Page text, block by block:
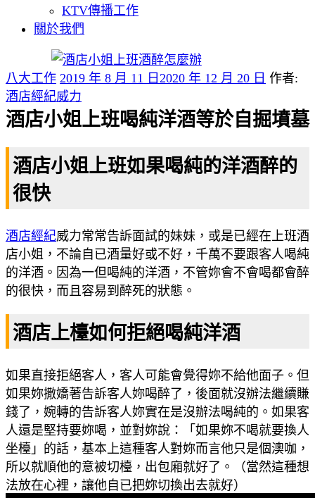
KTV傳播工作
關於我們
八大工作 2019 年 8 月 11 日 2020 年 12 月 20 日 作者:
酒店經紀威力
酒店小姐上班喝純洋酒等於自掘墳墓
酒店小姐上班如果喝純的洋酒醉的
很快
酒店經紀威力常常告訴面試的妹妹，或是已經在上班酒
店小姐，不論自已酒量好或不好，千萬不要跟客人喝純
的洋酒。因為一但喝純的洋酒，不管妳會不會喝都會醉
的很快，而且容易到醉死的狀態。
酒店上檯如何拒絕喝純洋酒
如果直接拒絕客人，客人可能會覺得妳不給他面子。但
如果妳撒嬌著告訴客人妳喝醉了，後面就沒辦法繼續賺
錢了，婉轉的告訴客人妳實在是沒辦法喝純的。如果客
人還是堅持要妳喝，並對妳說：「如果妳不喝就要換人
坐檯」的話，基本上這種客人對妳而言他只是個澳咖，
所以就順他的意被切檯，出包廂就好了。（當然這種想
法放在心裡，讓他自已把妳切換出去就好）